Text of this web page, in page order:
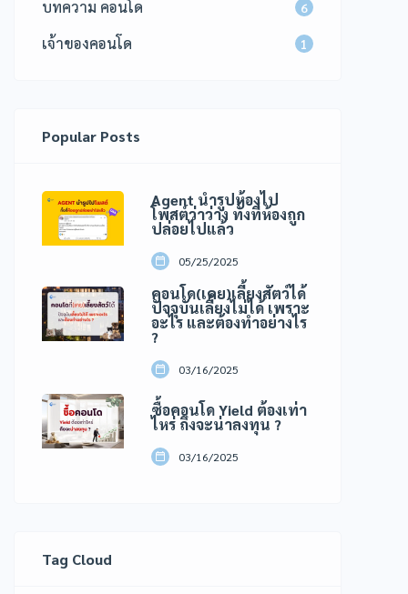
บทความ คอนโด 6
เจ้าของคอนโด 1
Popular Posts
Agent นำรูปห้องไป
โพสต์ว่าว่าง ทั้งที่ห้องถูก
ปล่อยไปแล้ว
05/25/2025
คอนโด(เคย)เลี้ยงสัตว์ได้
ปัจจุบันเลี้ยงไม่ได้ เพราะ
อะไร และต้องทำอย่างไร
?
03/16/2025
ซื้อคอนโด Yield ต้องเท่า
ไหร่ ถึงจะน่าลงทุน ?
03/16/2025
Tag Cloud